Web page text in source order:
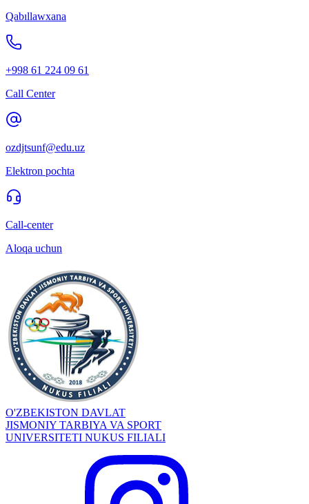
Qabıllawxana
+998 61 224 09 61
Call Center
ozdjtsunf@edu.uz
Elektron pochta
Call-center
Aloqa uchun
O'ZBEKISTON DAVLAT
JISMONIY TARBIYA VA SPORT
UNIVERSITETI NUKUS FILIALI